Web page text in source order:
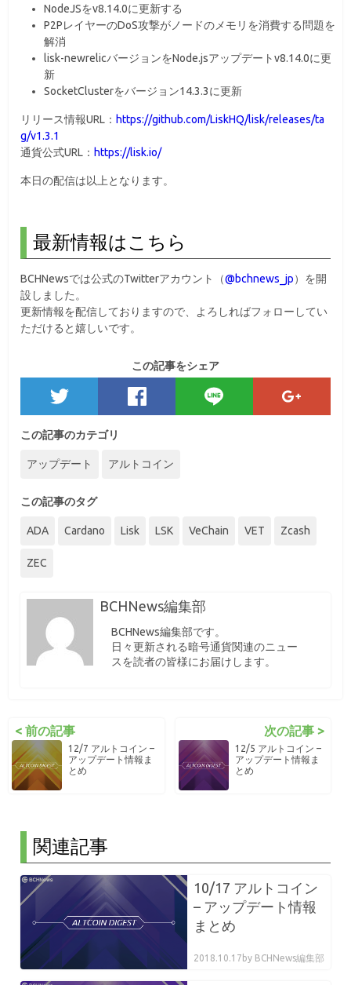
NodeJSをv8.14.0に更新する
P2PレイヤーのDoS攻撃がノードのメモリを消費する問題を
解消
lisk-newrelicバージョンをNode.jsアップデートv8.14.0に更
新
SocketClusterをバージョン14.3.3に更新
リリース情報URL： https://github.com/LiskHQ/lisk/releases/ta
g/v1.3.1
通貨公式URL： https://lisk.io/
本日の配信は以上となります。
最新情報はこちら
BCHNewsでは公式のTwitterアカウント（@bchnews_jp）を開
設しました。
更新情報を配信しておりますので、よろしればフォローしてい
ただけると嬉しいです。
この記事をシェア
この記事のカテゴリ
アップデート アルトコイン
この記事のタグ
ADA Cardano Lisk LSK VeChain VET Zcash
ZEC
BCHNews編集部
BCHNews編集部です。
日々更新される暗号通貨関連のニュー
スを読者の皆様にお届けします。
< 前の記事
12/7 アルトコイン –
アップデート情報ま
とめ
次の記事 >
12/5 アルトコイン –
アップデート情報ま
とめ
関連記事
10/17 アルトコイン
– アップデート情報
まとめ
2018.10.17 by BCHNews編集部